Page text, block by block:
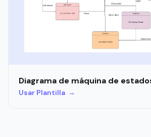
Diagrama de máquina de
Usar Plantilla →